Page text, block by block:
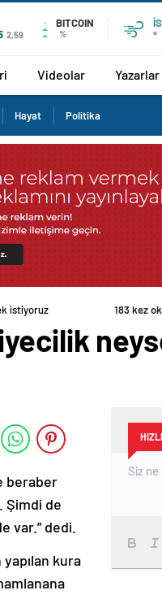
2,59
BITCOIN
%
°
Videolar Yazarlar
Hayat Politika
istiyoruz 183 kez
beraber
Şimdi de
var.” dedi.
kura